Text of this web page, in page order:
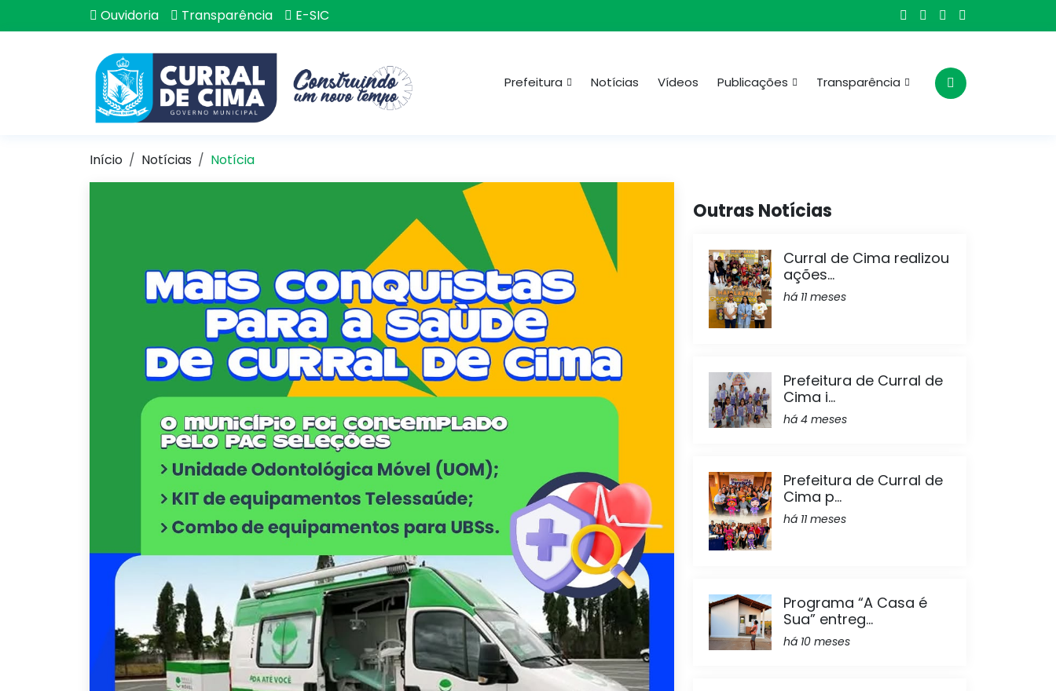
Ouvidoria Transparência E-SIC
Prefeitura Notícias Vídeos Publicações Transparência
Início Notícias Notícia
Outras Notícias
Curral de Cima realizou
ações...
há 11 meses
Prefeitura de Curral de
Cima i...
há 4 meses
Prefeitura de Curral de
Cima p...
há 11 meses
Programa “A Casa é
Sua” entreg...
há 10 meses